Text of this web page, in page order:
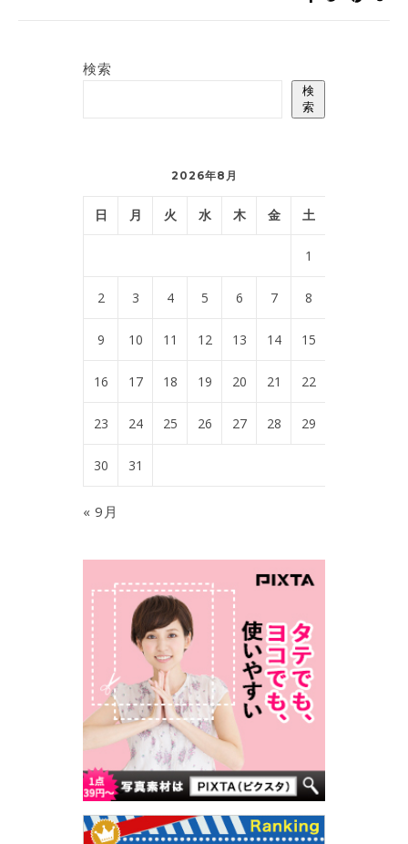
検索
検
索
2026年8月
日 月 火 水 木 金 土
1
2 3 4 5 6 7 8
9 10 11 12 13 14 15
16 17 18 19 20 21 22
23 24 25 26 27 28 29
30 31
« 9月